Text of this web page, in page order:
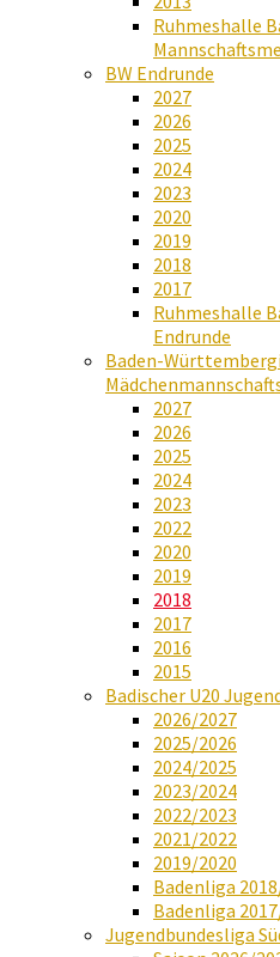
Ruhmeshalle
BW Endrunde
2027
2026
2025
2024
2023
2020
2019
2018
2017
Ruhmeshalle
Endrunde
Baden-
2027
2026
2025
2024
2023
2022
2020
2019
2018
2017
2016
2015
Badischer U20
2026/2027
2025/2026
2024/2025
2023/2024
2022/2023
2021/2022
2019/2020
Badenliga
Badenliga
Jugendbundesliga